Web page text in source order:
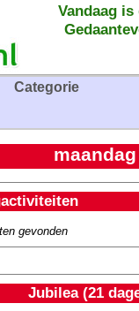
Vandaag
Categorie
gevonden
Jubilea (21